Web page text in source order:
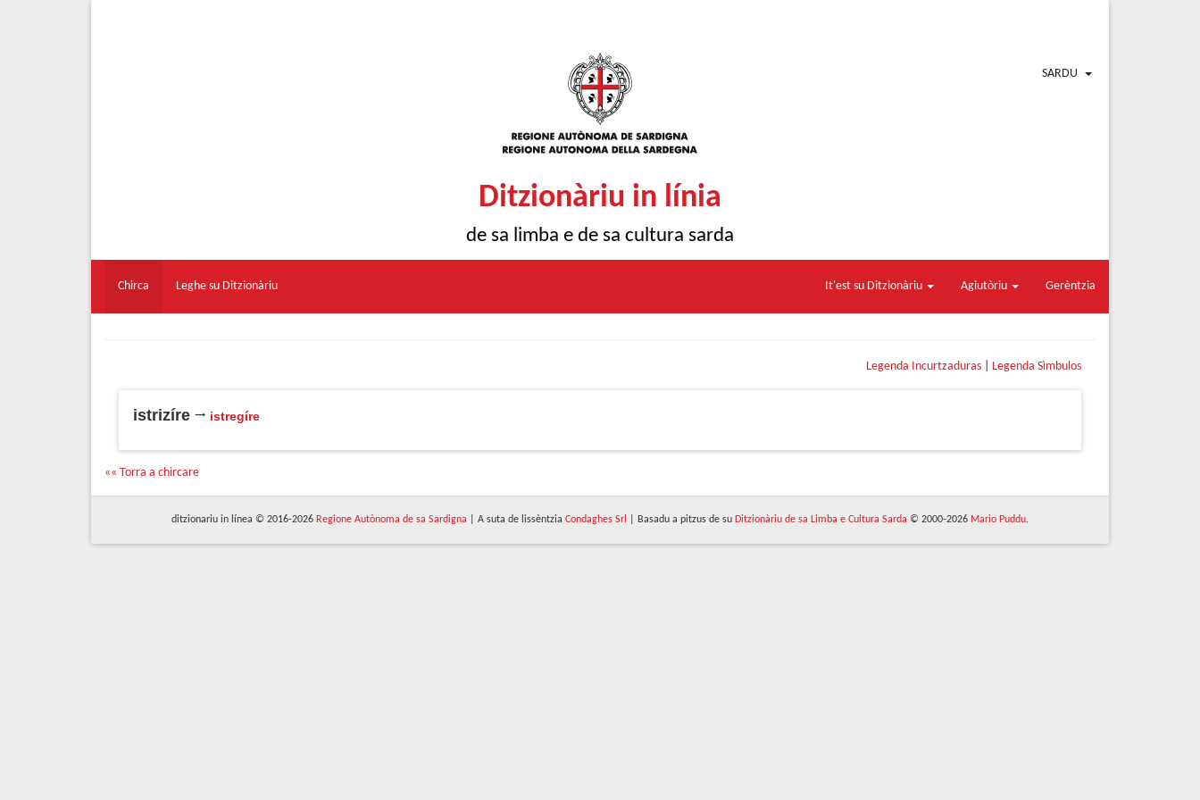
SARDU
Ditzionàriu in línia
de sa limba e de sa cultura sarda
Chirca Leghe su Ditzionàriu It'est su Ditzionàriu Agiutòriu Gerèntzia
Legenda Incurtzaduras Legenda Sìmbulos
istrizíre istregíre
«« Torra a chircare
ditzionariu in línea © 2016-2026 Regione Autònoma de sa Sardigna | A suta de lissèntzia Condaghes Srl | Basadu a pitzus de su Ditzionàriu de sa Limba e Cultura Sarda © 2000-2026 Mario Puddu.